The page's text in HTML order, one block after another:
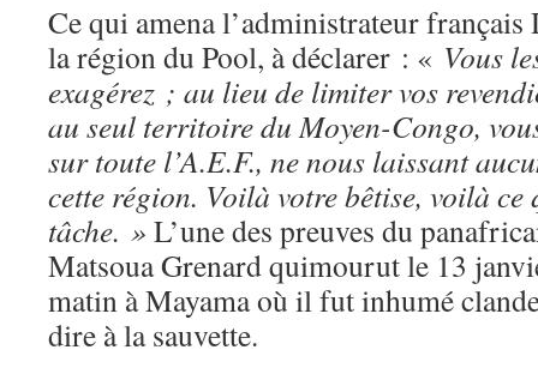
Ce qui amena l’administrateur
la région du Pool, à déclarer : « Vous
exagérez ; au lieu de limiter vos
au seul territoire du Moyen-Congo,
sur toute l’A.E.F., ne nous laissant
cette région. Voilà votre bêtise, voilà
tâche. » L’une des preuves du
Matsoua Grenard quimourut le 13
matin à Mayama où il fut inhumé
dire à la sauvette.